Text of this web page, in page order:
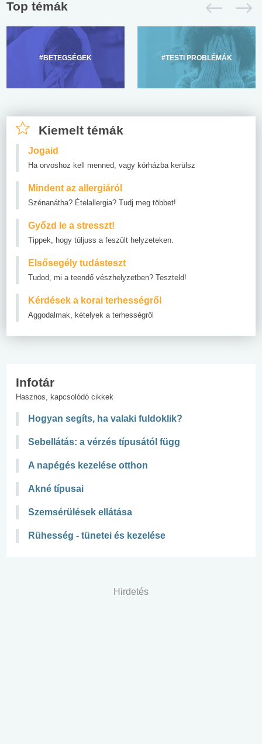
Top témák
#BETEGSÉGEK #TESTI PROBLÉMÁK
Kiemelt témák
Jogaid
Ha orvoshoz kell menned, vagy kórházba kerülsz
Mindent az allergiáról
Szénanátha? Ételallergia? Tudj meg többet!
Győzd le a stresszt!
Tippek, hogy túljuss a feszült helyzeteken.
Elsősegély tudásteszt
Tudod, mi a teendő vészhelyzetben? Teszteld!
Kérdések a korai terhességről
Aggodalmak, kételyek a terhességről
Infotár
Hasznos, kapcsolódó cikkek
Hogyan segíts, ha valaki fuldoklik?
Sebellátás: a vérzés típusától függ
A napégés kezelése otthon
Akné típusai
Szemsérülések ellátása
Rühesség - tünetei és kezelése
Hirdetés